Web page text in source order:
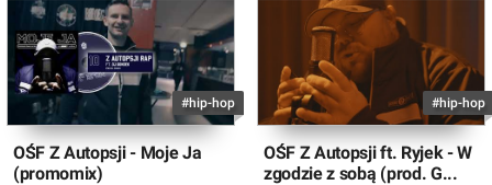
#hip-hop
OŚF Z Autopsji - Moje Ja
(promomix)
#hip-hop
OŚF Z Autopsji ft. Ryjek - W
zgodzie z sobą (prod. G...